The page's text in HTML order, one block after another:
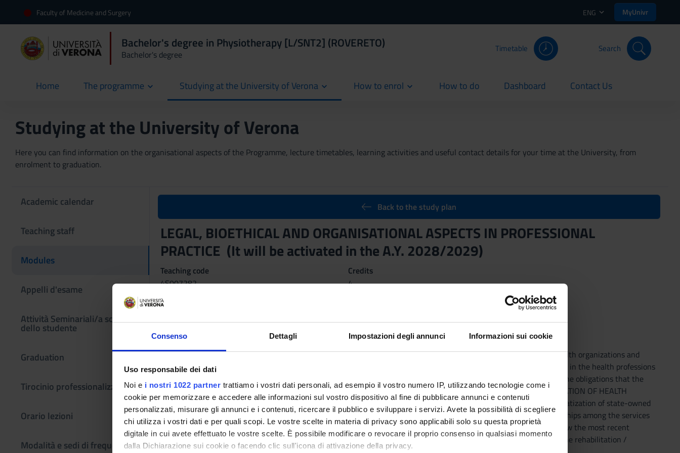
Consenso Dettagli Impostazioni degli annunci Informazioni sui cookie
Uso responsabile dei dati
Noi e i nostri 1022 partner trattiamo i vostri dati personali, ad esempio il vostro numero IP, utilizzando tecnologie come i
cookie per memorizzare e accedere alle informazioni sul vostro dispositivo al fine di pubblicare annunci e contenuti
personalizzati, misurare gli annunci e i contenuti, ricercare il pubblico e sviluppare i servizi. Avete la possibilità di scegliere
chi utilizza i vostri dati e per quali scopi. Le vostre scelte in materia di privacy sono applicabili solo su questa proprietà
digitale in cui avete effettuato le vostre scelte. È possibile modificare o revocare il proprio consenso in qualsiasi momento
dalla Dichiarazione sui cookie o facendo clic sull'icona di attivazione della privacy.
Faculty of Medicine and Surgery ENG MyUnivr
Bachelor's degree in Physiotherapy [L/SNT2] (ROVERETO)
Bachelor's degree
Timetable Search
Home
current The programme Studying at the University of Verona How to enrol How to do
current Dashboard
current Contact Us
current
Studying at the University of Verona
Here you can find information on the organisational aspects of the Programme, lecture timetables, learning activities and useful contact details for your time at the University, from
enrolment to graduation.
Academic calendar
Teaching staff
Modules
Appelli d'esame
Attività Seminariali/a scelta
dello studente
Graduation
Tirocinio professionalizzante
Orario lezioni
Modalità e sedi di frequenza
Back to the study plan
LEGAL, BIOETHICAL AND ORGANISATIONAL ASPECTS IN PROFESSIONAL
PRACTICE (It will be activated in the A.Y. 2028/2029)
Teaching code
4S007282
Credits
4
Scientific Disciplinary Sector (SSD)
Learning objectives
Provide basic knowledge on forensic and bioethical medicine, organization of health services, soci-ology of complex health organizations and
multi-ethnicity. FORM: LEGAL MEDICINE AND BIOETHICS Acquire knowledge concerning the fundamentals of bioethics in the health professions
and the rela-tionships between them and the law; in particular, with regard to the problems of the critical issues and the obligations that the
exercise of a health profession involves within national, legislative and jurisprudential framework. MODULE: ORGANIZATION OF HEALTH
SERVICES Acquire the basic elements of the organization of health services to correctly understand the process of privatization of state-owned
health systems, with attention to planning, budgeting and quality control, decision-making functions and the relationships among the services
that provide health ser-vices. MODULE: SOCIOLOGY OF COMPLEX HEALTH ORGANIZATIONS AND MULTI-ETHICITY Know the most recent
interpretative models relating to complex organizations with reference to health organizations, environments where the rehabilitation /